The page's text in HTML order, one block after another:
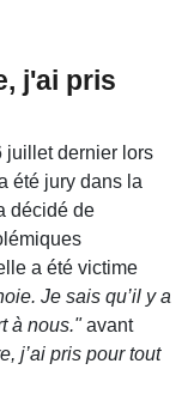
j'ai pris
juillet dernier lors
été jury dans la
décidé de
a été victime
Je sais qu’il y a
à nous."avant
j’ai pris pour tout